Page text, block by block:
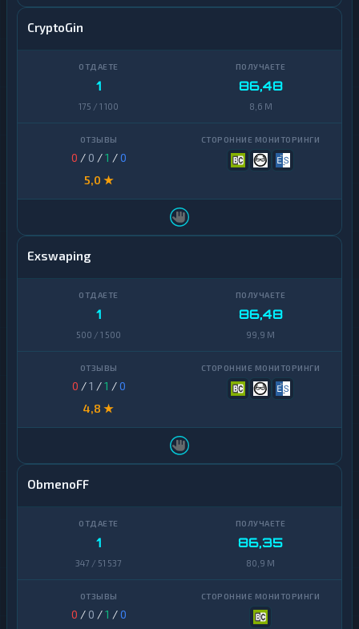
CryptoGin
1
175 / 1 100
86,48
8,6 M
0 / 0 /1 /0
5,0 ★
Exswaping
1
500 / 1 500
86,48
99,9 M
0 /1 /1 /0
4,8 ★
ObmenoFF
1
347 / 51 537
86,35
80,9 M
0 / 0 /1 /0